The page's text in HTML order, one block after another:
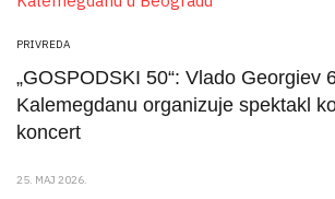
PRIVREDA
„GOSPODSKI 50“: Vlado Georgiev
Kalemegdanu organizuje spektakl
koncert
25. MAJ 2026.